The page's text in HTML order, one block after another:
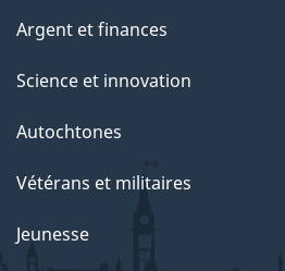
Argent et finances
Science et innovation
Autochtones
Vétérans et militaires
Jeunesse